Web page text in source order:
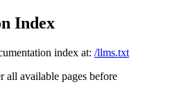
Index
index at: /llms.txt
all available pages before